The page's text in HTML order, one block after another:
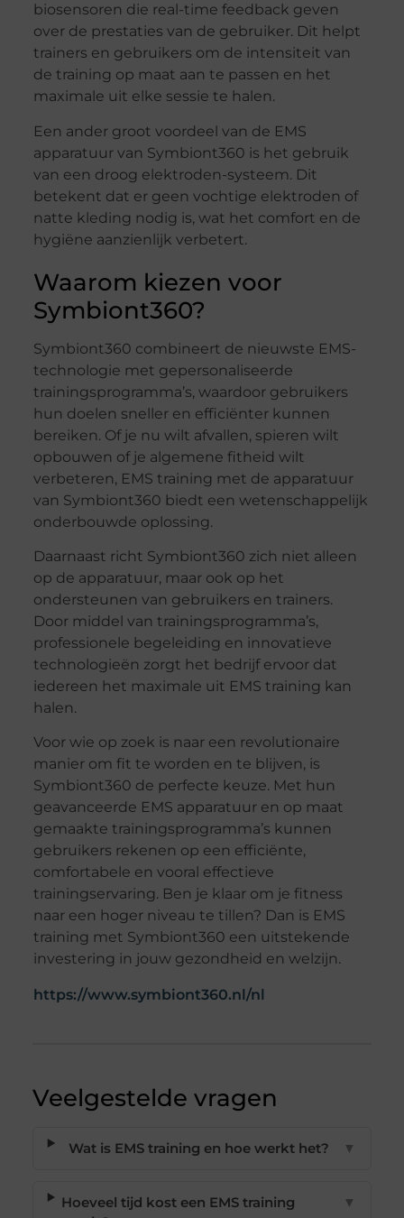
biosensoren die real-time feedback geven
over de prestaties van de gebruiker. Dit helpt
trainers en gebruikers om de intensiteit van
de training op maat aan te passen en het
maximale uit elke sessie te halen.
Een ander groot voordeel van de EMS
apparatuur van Symbiont360 is het gebruik
van een droog elektroden-systeem. Dit
betekent dat er geen vochtige elektroden of
natte kleding nodig is, wat het comfort en de
hygiëne aanzienlijk verbetert.
Waarom kiezen voor
Symbiont360?
Symbiont360 combineert de nieuwste EMS-
technologie met gepersonaliseerde
trainingsprogramma’s, waardoor gebruikers
hun doelen sneller en efficiënter kunnen
bereiken. Of je nu wilt afvallen, spieren wilt
opbouwen of je algemene fitheid wilt
verbeteren, EMS training met de apparatuur
van Symbiont360 biedt een wetenschappelijk
onderbouwde oplossing.
Daarnaast richt Symbiont360 zich niet alleen
op de apparatuur, maar ook op het
ondersteunen van gebruikers en trainers.
Door middel van trainingsprogramma’s,
professionele begeleiding en innovatieve
technologieën zorgt het bedrijf ervoor dat
iedereen het maximale uit EMS training kan
halen.
Voor wie op zoek is naar een revolutionaire
manier om fit te worden en te blijven, is
Symbiont360 de perfecte keuze. Met hun
geavanceerde EMS apparatuur en op maat
gemaakte trainingsprogramma’s kunnen
gebruikers rekenen op een efficiënte,
comfortabele en vooral effectieve
trainingservaring. Ben je klaar om je fitness
naar een hoger niveau te tillen? Dan is EMS
training met Symbiont360 een uitstekende
investering in jouw gezondheid en welzijn.
https://www.symbiont360.nl/nl
Veelgestelde vragen
Wat is EMS training en hoe werkt het? ▼
Hoeveel tijd kost een EMS training
▼